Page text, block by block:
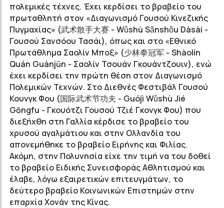
πολεμικές τέχνες. Έχει κερδίσει το βραβείο του
πρωταθλητή στον «Διαγωνισμό Γουσού Κινεζικής
Πυγμαχίας» (武术散手大赛 - Wǔshù Sǎnshǒu Dàsài -
Γουσού Σανσόου Τασάι), όπως και στο «Εθνικό
Πρωτάθλημα Σαολίν Μποξ» (少林拳冠军 - Shàolín
Quán Guànjūn - Σαολίν Τσουάν Γκουάντζουιν), ενώ
έχει κερδίσει την πρώτη θέση στον Διαγωνισμό
Πολεμικών Τεχνών. Στο Διεθνές Φεστιβάλ Γουσού
Κουνγκ Φου (国际武术节功夫 - Guójì Wǔshù Jié
Gōngfu - Γκουότζι Γουσού Τζιέ Γκονγκ Φου) που
διεξήχθη στη Γαλλία κέρδισε το βραβείο του
χρυσού αγαλμάτιου και στην Ολλανδία του
απονεμήθηκε το βραβείο Ειρήνης και Φιλίας.
Ακόμη, στην Πολυνησία είχε την τιμή να του δοθεί
το βραβείο Ειδικής Συνεισφοράς Αθλητισμού και
έλαβε, λόγω εξαιρετικών επιτευγμάτων, το
δεύτερο βραβείο Κοινωνικών Επιστημών στην
επαρχία Χονάν της Κίνας.